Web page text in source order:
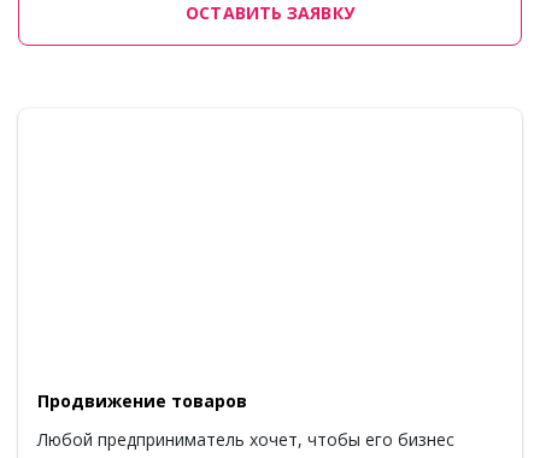
ОСТАВИТЬ ЗАЯВКУ
Продвижение товаров
Любой предприниматель хочет, чтобы его бизнес